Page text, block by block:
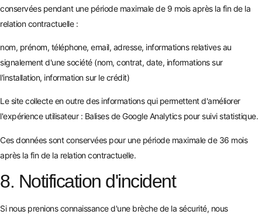
conservées pendant une période maximale de 9 mois après la fin de la
relation contractuelle :
nom, prénom, téléphone, email, adresse, informations relatives au
signalement d'une société (nom, contrat, date, informations sur
l'installation, information sur le crédit)
Le site collecte en outre des informations qui permettent d'améliorer
l'expérience utilisateur : Balises de Google Analytics pour suivi statistique.
Ces données sont conservées pour une période maximale de 36 mois
après la fin de la relation contractuelle.
8. Notification d'incident
Si nous prenions connaissance d'une brèche de la sécurité, nous